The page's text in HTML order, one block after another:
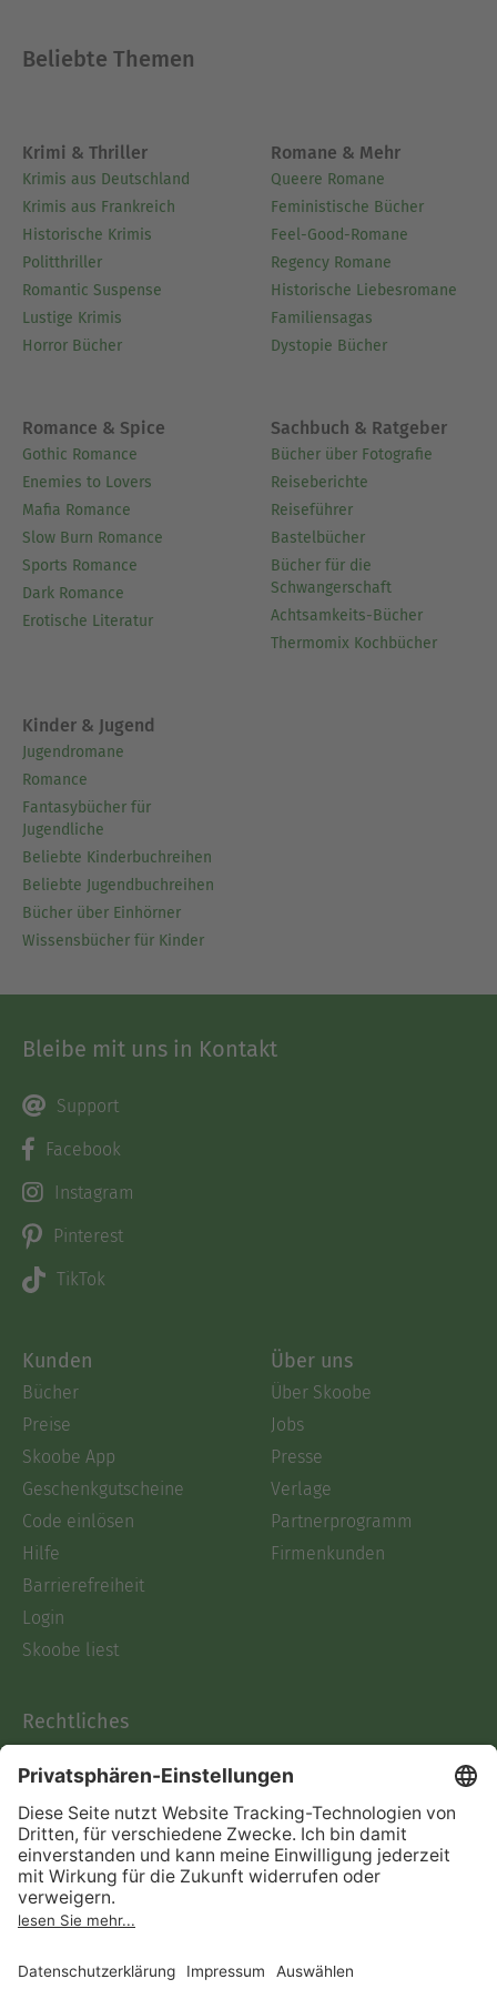
Beliebte Themen
Krimi & Thriller
Krimis aus Deutschland
Krimis aus Frankreich
Historische Krimis
Politthriller
Romantic Suspense
Lustige Krimis
Horror Bücher
Romane & Mehr
Queere Romane
Feministische Bücher
Feel-Good-Romane
Regency Romane
Historische Liebesromane
Familiensagas
Dystopie Bücher
Romance & Spice
Gothic Romance
Enemies to Lovers
Mafia Romance
Slow Burn Romance
Sports Romance
Dark Romance
Erotische Literatur
Sachbuch & Ratgeber
Bücher über Fotografie
Reiseberichte
Reiseführer
Bastelbücher
Bücher für die
Schwangerschaft
Achtsamkeits-Bücher
Thermomix Kochbücher
Kinder & Jugend
Jugendromane
Romance
Fantasybücher für
Jugendliche
Beliebte Kinderbuchreihen
Beliebte Jugendbuchreihen
Bücher über Einhörner
Wissensbücher für Kinder
Bleibe mit uns in Kontakt
Support
Facebook
Instagram
Pinterest
TikTok
Kunden
Bücher
Preise
Skoobe App
Geschenkgutscheine
Code einlösen
Hilfe
Barrierefreiheit
Login
Skoobe liest
Über uns
Über Skoobe
Jobs
Presse
Verlage
Partnerprogramm
Firmenkunden
Rechtliches
AGB
Informationen nach Data
Act
Verträge hier kündigen
Impressum